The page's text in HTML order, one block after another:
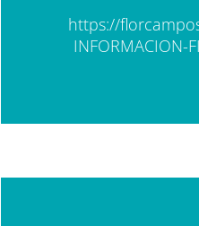
https://
INFORMACION-